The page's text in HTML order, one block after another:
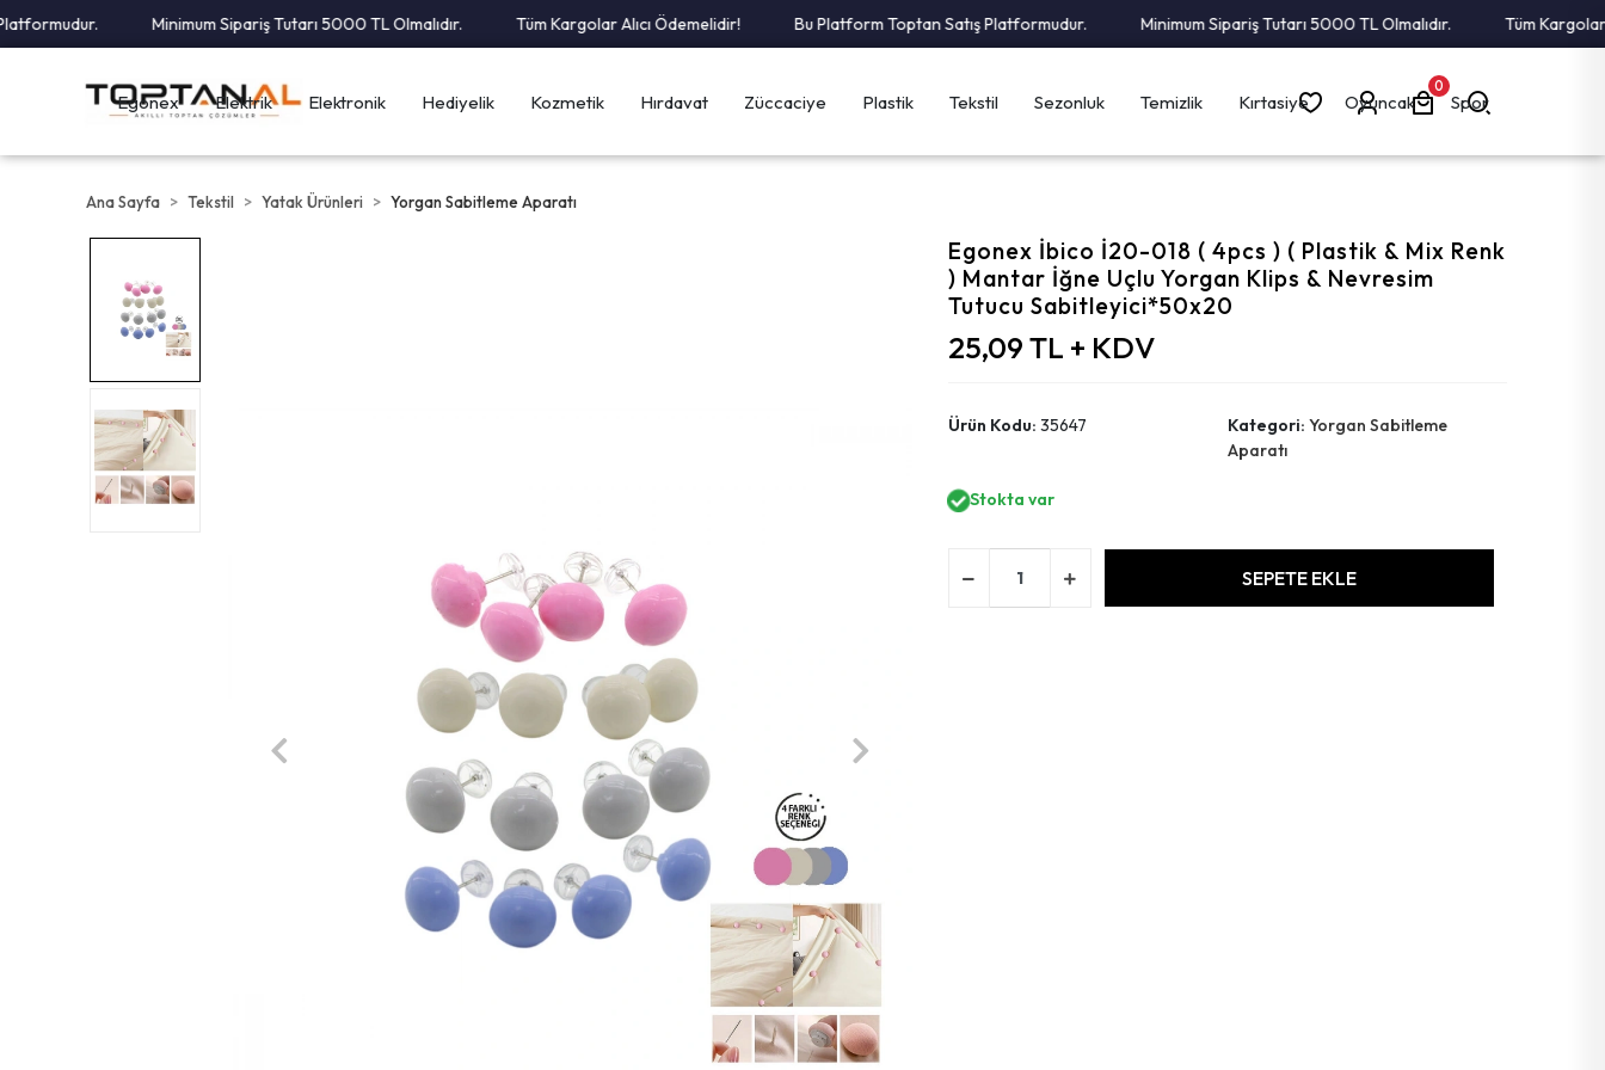
Minimum Sipariş Tutarı 5000 TL Olmalıdır. Tüm Kargolar Alıcı Ödemelidir! Bu Platform Toptan Satış Platformudur. Minimum Sipariş Tutarı 5000 TL Olmalıdır. Tüm Kargolar
Egonex Elektrik Elektronik Hediyelik Kozmetik Hırdavat Züccaciye Plastik Tekstil Sezonluk Temizlik Kırtasiye Oyuncak Spor
0
Ana Sayfa Tekstil Yatak Ürünleri Yorgan Sabitleme Aparatı
Egonex İbico İ20-018 ( 4pcs ) ( Plastik & Mix Renk
) Mantar İğne Uçlu Yorgan Klips & Nevresim
Tutucu Sabitleyici*50x20
25,09 TL + KDV
Ürün Kodu: 35647 Kategori: Yorgan Sabitleme
Aparatı
Stokta var
SEPETE EKLE